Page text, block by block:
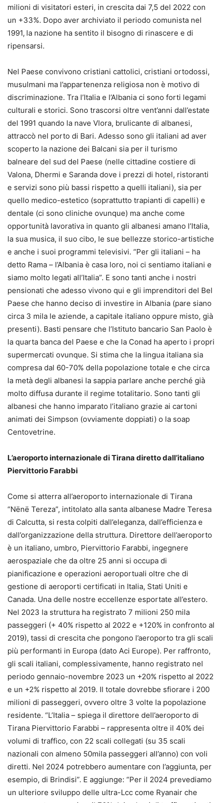
milioni di visitatori esteri, in crescita dai 7,5 del 2022 con
un +33%. Dopo aver archiviato il periodo comunista nel
1991, la nazione ha sentito il bisogno di rinascere e di
ripensarsi.
Nel Paese convivono cristiani cattolici, cristiani ortodossi,
musulmani ma l’appartenenza religiosa non è motivo di
discriminazione. Tra l’Italia e l’Albania ci sono forti legami
culturali e storici. Sono trascorsi oltre vent’anni dall’estate
del 1991 quando la nave Vlora, brulicante di albanesi,
attraccò nel porto di Bari. Adesso sono gli italiani ad aver
scoperto la nazione dei Balcani sia per il turismo
balneare del sud del Paese (nelle cittadine costiere di
Valona, Dhermi e Saranda dove i prezzi di hotel, ristoranti
e servizi sono più bassi rispetto a quelli italiani), sia per
quello medico-estetico (soprattutto trapianti di capelli) e
dentale (ci sono cliniche ovunque) ma anche come
opportunità lavorativa in quanto gli albanesi amano l’Italia,
la sua musica, il suo cibo, le sue bellezze storico-artistiche
e anche i suoi programmi televisivi. “Per gli italiani – ha
detto Rama – l’Albania è casa loro, noi ci sentiamo italiani e
siamo molto legati all’Italia”. E sono tanti anche i nostri
pensionati che adesso vivono qui e gli imprenditori del Bel
Paese che hanno deciso di investire in Albania (pare siano
circa 3 mila le aziende, a capitale italiano oppure misto, già
presenti). Basti pensare che l’Istituto bancario San Paolo è
la quarta banca del Paese e che la Conad ha aperto i propri
supermercati ovunque. Si stima che la lingua italiana sia
compresa dal 60-70% della popolazione totale e che circa
la metà degli albanesi la sappia parlare anche perché già
molto diffusa durante il regime totalitario. Sono tanti gli
albanesi che hanno imparato l’italiano grazie ai cartoni
animati dei Simpson (ovviamente doppiati) o la soap
Centovetrine.
L’aeroporto internazionale di Tirana diretto dall’italiano
Piervittorio Farabbi
Come si atterra all’aeroporto internazionale di Tirana
“Nënë Tereza”, intitolato alla santa albanese Madre Teresa
di Calcutta, si resta colpiti dall’eleganza, dall’efficienza e
dall’organizzazione della struttura. Direttore dell’aeroporto
è un italiano, umbro, Piervittorio Farabbi, ingegnere
aerospaziale che da oltre 25 anni si occupa di
pianificazione e operazioni aeroportuali oltre che di
gestione di aeroporti certificati in Italia, Stati Uniti e
Canada. Una delle nostre eccellenze esportate all’estero.
Nel 2023 la struttura ha registrato 7 milioni 250 mila
passeggeri (+ 40% rispetto al 2022 e +120% in confronto al
2019), tassi di crescita che pongono l’aeroporto tra gli scali
più performanti in Europa (dato Aci Europe). Per raffronto,
gli scali italiani, complessivamente, hanno registrato nel
periodo gennaio-novembre 2023 un +20% rispetto al 2022
e un +2% rispetto al 2019. Il totale dovrebbe sfiorare i 200
milioni di passeggeri, ovvero oltre 3 volte la popolazione
residente. “L’Italia – spiega il direttore dell’aeroporto di
Tirana Piervittorio Farabbi – rappresenta oltre il 40% dei
volumi di traffico, con 22 scali collegati (su 35 scali
nazionali con almeno 50mila passeggeri all’anno) con voli
diretti. Nel 2024 potrebbero aumentare con l’aggiunta, per
esempio, di Brindisi”. E aggiunge: “Per il 2024 prevediamo
un ulteriore sviluppo delle ultra-Lcc come Ryanair che